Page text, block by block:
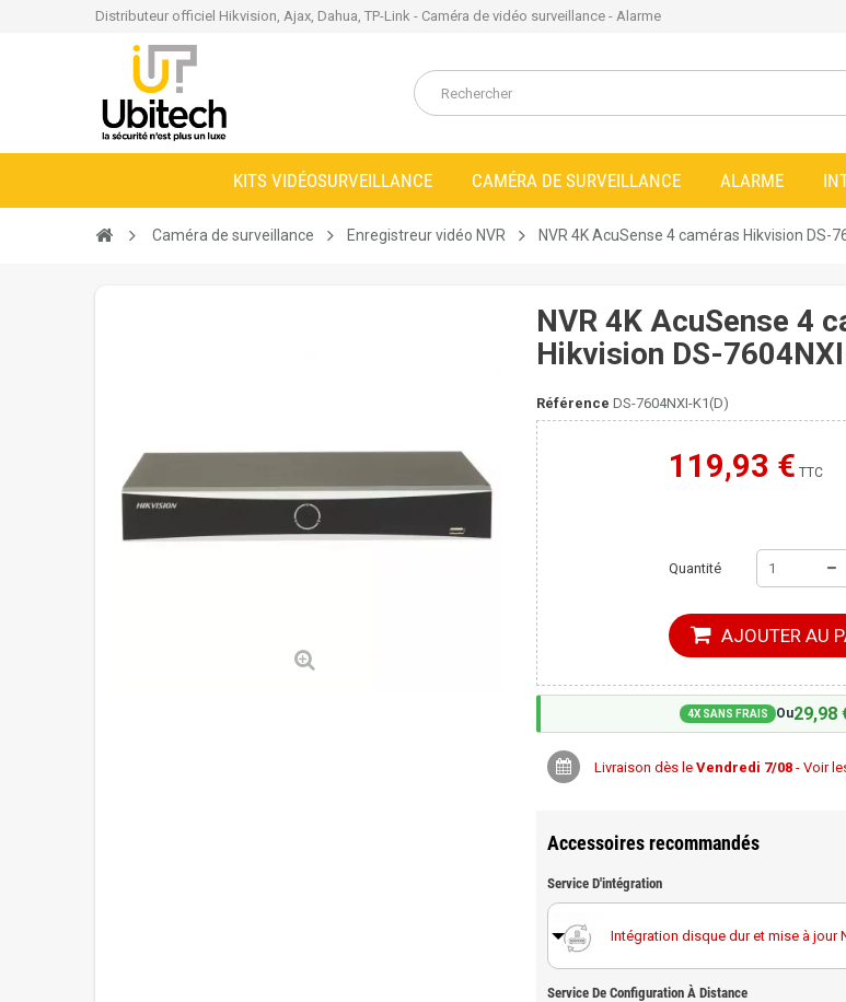
Distributeur officiel Hikvision, Ajax, Dahua, TP-Link - Caméra de vidéo surveillance - Alarme
KITS VIDÉOSURVEILLANCE CAMÉRA DE SURVEILLANCE ALARME
Caméra de surveillance Enregistreur vidéo NVR NVR 4K AcuSense 4 caméras Hikvision DS-
NVR 4K AcuSense 4
Hikvision DS-
Référence DS-7604NXI-K1(D)
119,93 € TTC
Moins cher ailleurs ?
Quantité
AJOUTER AU
4X SANS FRAIS Ou29,98
Livraison dès le Vendredi 7/08- Voir
Accessoires recommandés
Service D'intégration
Intégration disque dur et mise à jour
Service De Configuration À Distance